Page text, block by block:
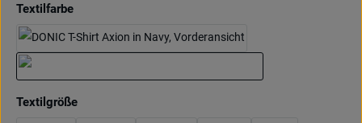
Textilfarbeauswählen
marine/hellblau/lime
Textilgrößeauswählen